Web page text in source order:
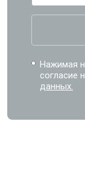
Нажимая
согласие
данных.